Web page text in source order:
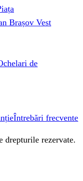
Brașov Vest
de
Întrebări frecvente
drepturile rezervate.